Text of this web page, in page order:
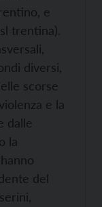
e
trentina).
diversi,
scorse
e la
dalle
la
del